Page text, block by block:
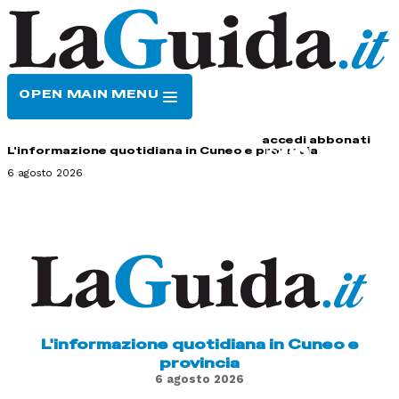
OPEN MAIN MENU
accedi abbonati
L'informazione quotidiana in Cuneo e provincia
6 agosto 2026
L'informazione quotidiana in Cuneo e
provincia
6 agosto 2026